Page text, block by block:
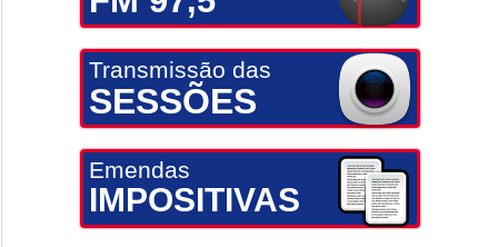
Transmissão das
SESSÕES
Emendas
IMPOSITIVAS